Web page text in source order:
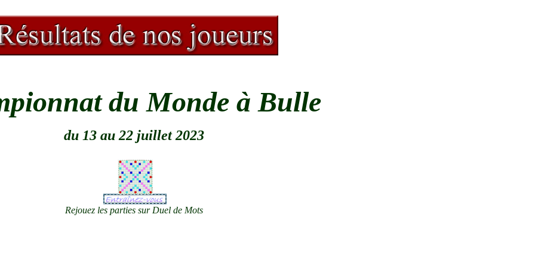
du Monde à Bulle
du 13 au 22 juillet 2023
Rejouez les parties sur Duel de Mots